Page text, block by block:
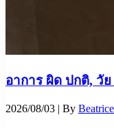
อาการ ผิด ปกติ, วั
2026/08/03 | By